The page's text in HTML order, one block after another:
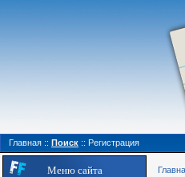
Главная :: Поиск :: Регистрация
Меню сайта